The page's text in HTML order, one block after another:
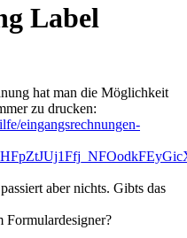
Label
hat man die Möglichkeit
zu drucken:
eingangsrechnungen-
aber nichts. Gibts das
Formulardesigner?